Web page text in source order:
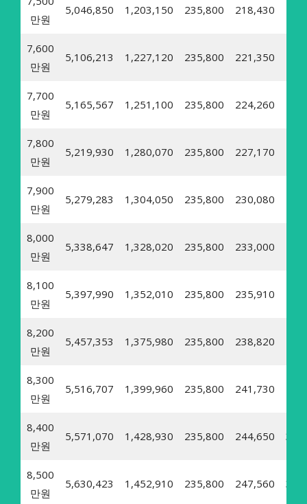
만원
5,046,850 1,203,150 235,800 218,430
7,600
만원
5,106,213 1,227,120 235,800 221,350
7,700
만원
5,165,567 1,251,100 235,800 224,260
7,800
만원
5,219,930 1,280,070 235,800 227,170
7,900
만원
5,279,283 1,304,050 235,800 230,080
8,000
만원
5,338,647 1,328,020 235,800 233,000
8,100
만원
5,397,990 1,352,010 235,800 235,910
8,200
만원
5,457,353 1,375,980 235,800 238,820
8,300
만원
5,516,707 1,399,960 235,800 241,730
8,400
만원
5,571,070 1,428,930 235,800 244,650
8,500
만원
5,630,423 1,452,910 235,800 247,560